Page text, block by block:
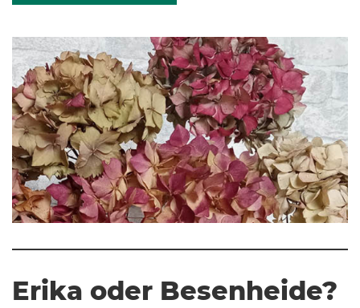
Erika oder Besenheide?